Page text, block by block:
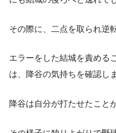
その際に、二点を取られ逆
エラーをした結城を責める
は、降谷の気持ちを確認し
降谷は自分が打たせたこと